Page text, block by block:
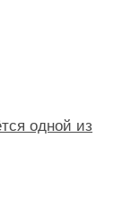
одной из